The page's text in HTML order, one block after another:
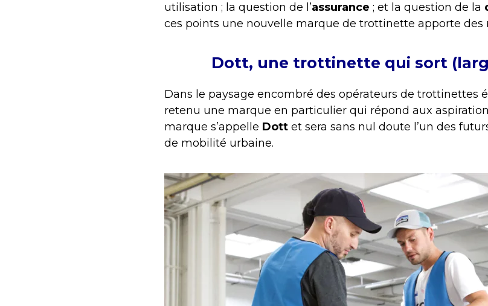
utilisation ; la question de l’assurance ; et la question de la
ces points une nouvelle marque de trottinette apporte des
Dott, une trottinette qui sort
Dans le paysage encombré des opérateurs de trottinettes
retenu une marque en particulier qui répond aux
marque s’appelle Dott et sera sans nul doute l’un des
de mobilité urbaine.